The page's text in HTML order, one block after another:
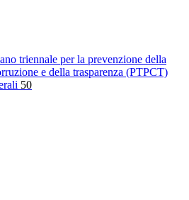
triennale per la prevenzione della
e della trasparenza (PTPCT)
50